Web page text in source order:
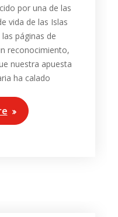
por una de las
vida de las Islas
páginas de
reconocimiento,
nuestra apuesta
ha calado